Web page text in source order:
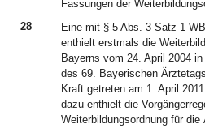
Fassungen der
28
Eine mit § 5 Abs. 3 Satz 1
enthielt erstmals die
Bayerns vom 24. April 2004
des 69. Bayerischen
Kraft getreten am 1. April
dazu enthielt die
Weiterbildungsordnung für